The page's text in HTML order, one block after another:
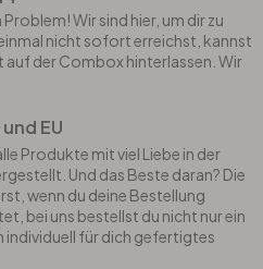
Wir sind hier, um dir zu
nicht sofort erreichst, kannst
auf der Combox hinterlassen. Wir
EU
Produkte mit viel Liebe in der
Und das Beste daran? Die
wenn du deine Bestellung
bei uns bestellst du nicht nur ein
individuell für dich gefertigtes